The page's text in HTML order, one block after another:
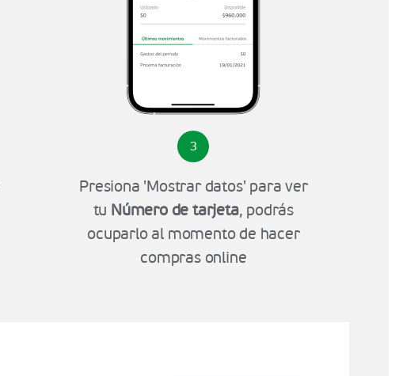
3
Presiona 'Mostrar datos' para ver
tu Número de tarjeta, podrás
ocuparlo al momento de hacer
compras online